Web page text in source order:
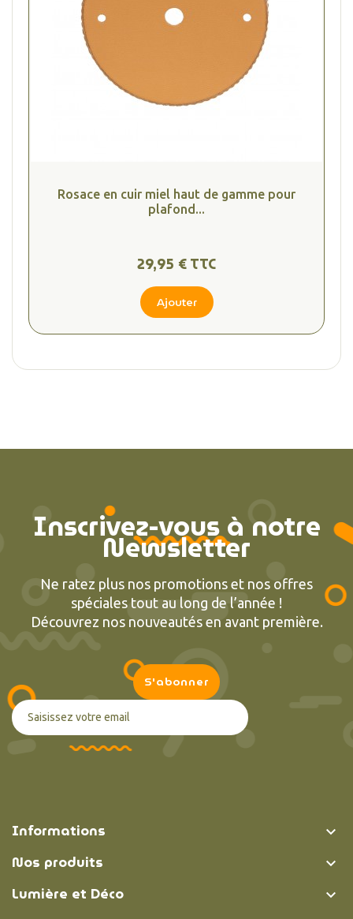
Rosace en cuir miel haut de gamme pour
plafond...
29,95 € TTC
Ajouter
Inscrivez-vous à notre
Newsletter
Ne ratez plus nos promotions et nos offres
spéciales tout au long de l’année !
Découvrez nos nouveautés en avant première.
Informations 
Nos produits 
Lumière et Déco 